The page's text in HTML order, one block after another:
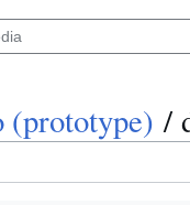
(prototype) /